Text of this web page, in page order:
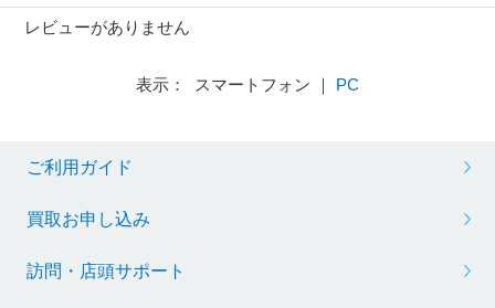
レビューがありません
表示： スマートフォン ｜ PC
ご利用ガイド
買取お申し込み
訪問・店頭サポート